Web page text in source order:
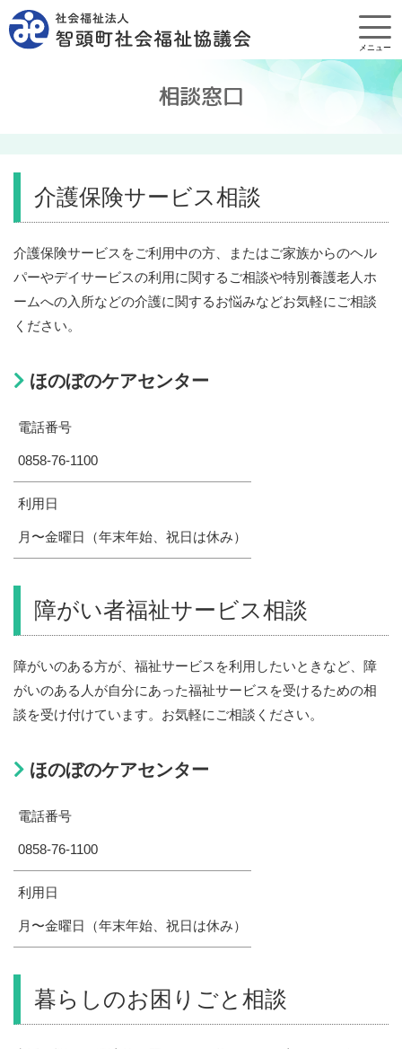
メニュー
相談窓口
介護保険サービス相談
介護保険サービスをご利用中の方、またはご家族からのヘル
パーやデイサービスの利用に関するご相談や特別養護老人ホ
ームへの入所などの介護に関するお悩みなどお気軽にご相談
ください。
ほのぼのケアセンター
電話番号
0858-76-1100
利用日
月〜金曜日（年末年始、祝日は休み）
障がい者福祉サービス相談
障がいのある方が、福祉サービスを利用したいときなど、障
がいのある人が自分にあった福祉サービスを受けるための相
談を受け付けています。お気軽にご相談ください。
ほのぼのケアセンター
電話番号
0858-76-1100
利用日
月〜金曜日（年末年始、祝日は休み）
暮らしのお困りごと相談